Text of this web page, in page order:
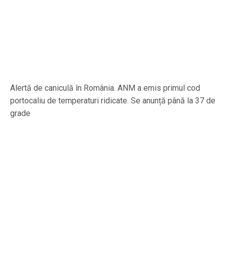
Alertă de caniculă în România. ANM a emis primul cod
portocaliu de temperaturi ridicate. Se anunță până la 37 de
grade